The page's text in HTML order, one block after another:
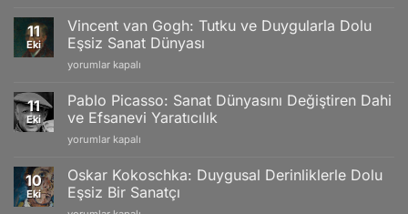
Editions
and
Swiss
Craftsmanship
İzlenimciliğin
Gücü
ve
Doğanın
Yansımaları
için
11
Eki
Vincent van Gogh: Tutku ve Duygularla Dolu
Eşsiz Sanat Dünyası
Vincent
Gogh:
Tutku
ve
Duygularla
Eşsiz
Sanat
Dünyası
yorumlar kapalı
11
Eki
Pablo Picasso: Sanat Dünyasını Değiştiren Dahi
ve Efsanevi Yaratıcılık
Pablo
Sanat
Dünyasını
Değiştiren
yorumlar kapalı
10
Eki
Oskar Kokoschka: Duygusal Derinliklerle Dolu
Eşsiz Bir Sanatçı